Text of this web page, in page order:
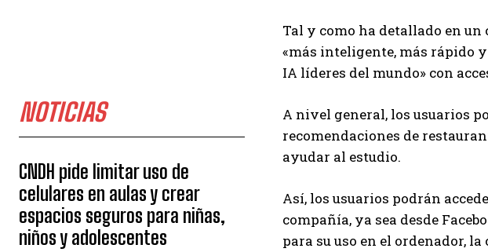
NOTICIAS
CNDH pide limitar uso de
celulares en aulas y crear
espacios seguros para niñas,
niños y adolescentes
Tal y como ha detallado en un
«más inteligente, más rápido
IA líderes del mundo» con
A nivel general, los usuarios
recomendaciones de
ayudar al estudio.
Así, los usuarios podrán
compañía, ya sea desde
para su uso en el ordenador,